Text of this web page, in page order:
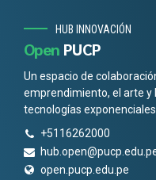
HUB INNOVACIÓN
Open PUCP
Un espacio de
emprendimiento, el arte y
tecnologías exponenciales.
+5116262000
open.pucp.edu.pe